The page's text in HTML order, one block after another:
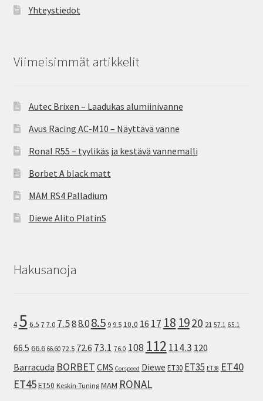
Yhteystiedot
Viimeisimmät artikkelit
Autec Brixen – Laadukas alumiinivanne
Avus Racing AC-M10 – Näyttävä vanne
Ronal R55 – tyylikäs ja kestävä vannemalli
Borbet A black matt
MAM RS4 Palladium
Diewe Alito PlatinS
Hakusanoja
4 5 6.5 7 7.0 7.588.08.5 9 9.5 10,0 16 17 18 1920 21 57.1 65.1
66.5 66.6 66.60 72.5 72.6 73.1 76.0 108 112 114.3 120
Barracuda BORBET CMS Corspeed Diewe ET30 ET35 ET38 ET40
ET45ET50 Keskin-Tuning MAM RONAL